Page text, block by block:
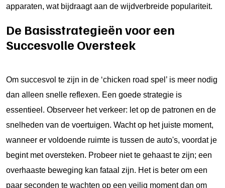
apparaten, wat bijdraagt aan de wijdverbreide populariteit.
De Basisstrategieën voor een
Succesvolle Oversteek
Om succesvol te zijn in de ‘chicken road spel’ is meer nodig
dan alleen snelle reflexen. Een goede strategie is
essentieel. Observeer het verkeer: let op de patronen en de
snelheden van de voertuigen. Wacht op het juiste moment,
wanneer er voldoende ruimte is tussen de auto's, voordat je
begint met oversteken. Probeer niet te gehaast te zijn; een
overhaaste beweging kan fataal zijn. Het is beter om een
paar seconden te wachten op een veilig moment dan om